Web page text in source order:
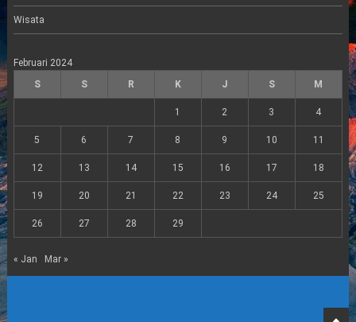
Wisata
Februari 2024
S
S R K J S M
1 2 3 4
5 6 7 8 9 10 11
12 13 14 15 16 17 18
19 20 21 22 23 24 25
26 27 28 29
« Jan Mar »
Top